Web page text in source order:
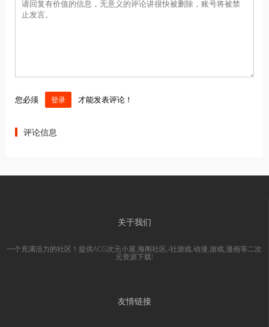
您必须 登录 才能发表评论！
评论信息
关于我们
一个充满活力的社区！提供ACG次元小屋,海阁社区,i社游戏,动漫,游戏,漫画等二次
元资源下载!
友情链接